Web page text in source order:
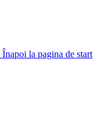
Înapoi la pagina de start